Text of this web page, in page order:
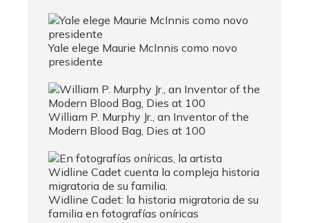
Yale elege Maurie McInnis como novo
presidente
William P. Murphy Jr., an Inventor of the
Modern Blood Bag, Dies at 100
Widline Cadet: la historia migratoria de su
familia en fotografías oníricas